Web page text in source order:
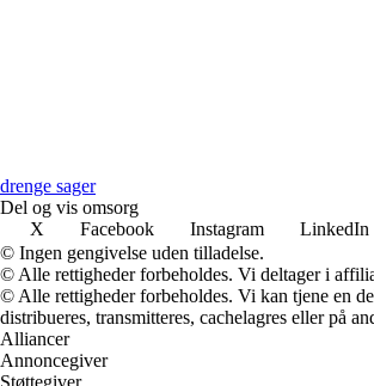
drenge sager
Del og vis omsorg
X
Facebook Instagram LinkedIn
© Ingen gengivelse uden tilladelse.
© Alle rettigheder forbeholdes. Vi deltager i
© Alle rettigheder forbeholdes. Vi kan tjene en
distribueres, transmitteres, cachelagres eller på
Alliancer
Annoncegiver
Støttegiver